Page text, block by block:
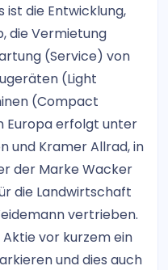
ist die Entwicklung,
die Vermietung
(Service) von
(Light
(Compact
Europa erfolgt unter
und Kramer Allrad, in
der Marke Wacker
die Landwirtschaft
vertrieben.
vor kurzem ein
und dies auch